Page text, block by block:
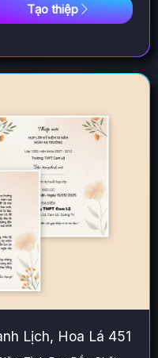
Tạo thiệp
Lịch, Hoa Lá 451